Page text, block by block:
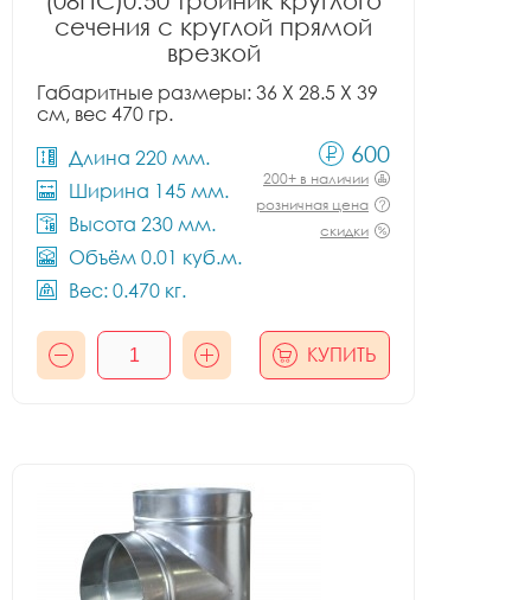
сечения с круглой прямой
врезкой
Габаритные размеры: 36 X 28.5 X 39
см, вес 470 гр.
Длина 220 мм.
Ширина 145 мм.
Высота 230 мм.
Объём 0.01 куб.м.
Вес: 0.470 кг.
600
200+ в наличии
розничная цена
скидки
КУПИТЬ